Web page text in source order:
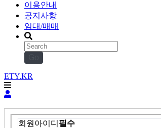
이용안내
공지사항
임대/매매
ETY.KR
회원아이디 필수